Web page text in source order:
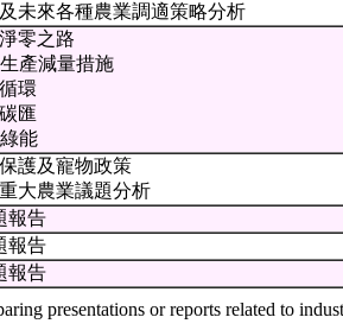
未來各種農業調適策略分析
零之路
產減量措施
環
匯
能
護及寵物政策
大農業議題分析
報告
報告
報告
presentations or reports related to